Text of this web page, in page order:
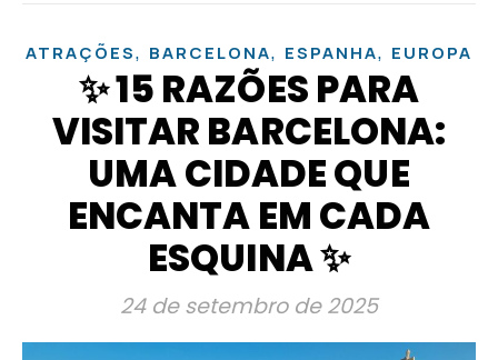
ATRAÇÕES, BARCELONA, ESPANHA, EUROPA
✨ 15 RAZÕES PARA
VISITAR BARCELONA:
UMA CIDADE QUE
ENCANTA EM CADA
ESQUINA ✨
24 de setembro de 2025